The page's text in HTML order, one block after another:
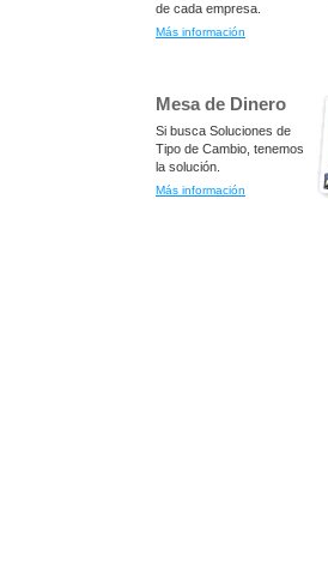
de cada empresa.
Más información
Mesa de Dinero
Si busca Soluciones de
Tipo de Cambio, tenemos
la solución.
Más información